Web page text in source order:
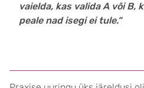
vaielda, kas valida A või
peale nad isegi ei tule.“